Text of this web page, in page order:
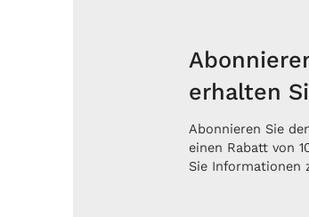
erhalten
Abonnieren Sie
einen Rabatt von
Sie Informationen